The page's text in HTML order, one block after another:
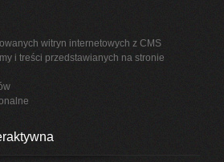
witryn internetowych z CMS
i treści przedstawianych na stronie